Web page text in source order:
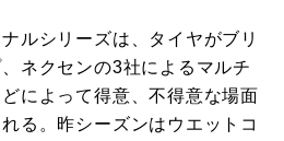
ルシリーズは、タイヤがブリ
ネクセンの3社によるマルチ
によって得意、不得意な場面
る。昨シーズンはウエットコ